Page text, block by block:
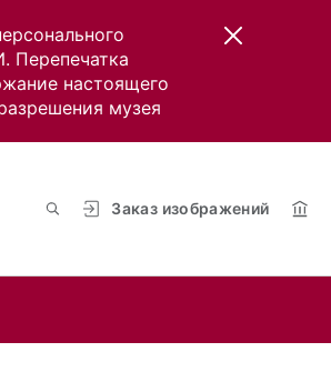
Перепечатка
настоящего
музея
Заказ изображений